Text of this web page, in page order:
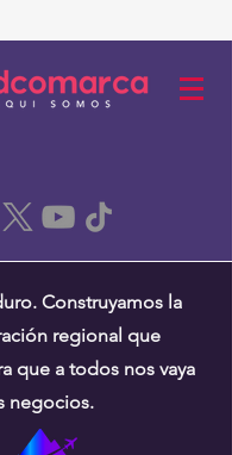
Construyamos la
regional que
que a todos nos vaya
negocios.